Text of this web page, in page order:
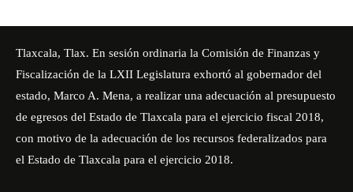
Tlaxcala, Tlax. En sesión ordinaria la Comisión de Finanzas y
Fiscalización de la LXII Legislatura exhortó al gobernador del
estado, Marco A. Mena, a realizar una adecuación al presupuesto
de egresos del Estado de Tlaxcala para el ejercicio fiscal 2018,
con motivo de la adecuación de los recursos federalizados para
el Estado de Tlaxcala para el ejercicio 2018.